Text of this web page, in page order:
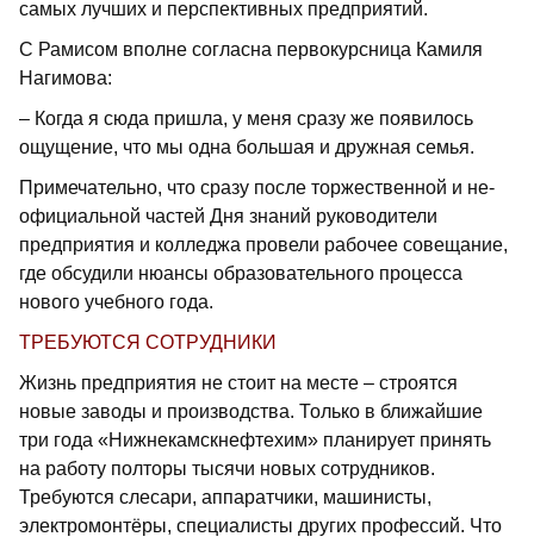
самых лучших и перспективных предприятий.
С Рамисом вполне согласна первокурсница Камиля
Нагимова:
– Когда я сюда пришла, у меня сразу же появилось
ощущение, что мы одна большая и дружная семья.
Примечательно, что сразу после торжественной и не­
официальной частей Дня знаний руководители
предприятия и колледжа провели рабочее совещание,
где обсудили нюансы образовательного процесса
нового учебного года.
ТРЕБУЮТСЯ СОТРУДНИКИ
Жизнь предприятия не стоит на месте – строятся
новые заводы и производства. Только в ближайшие
три года «Нижнекамскнефтехим» планирует принять
на работу полторы тысячи новых сотрудников.
Требуются слесари, аппаратчики, машинисты,
электромонтёры, специалисты других профессий. Что